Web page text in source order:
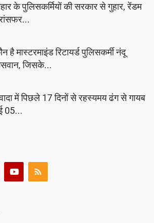
के पुलिसकर्मियों की सरकार से गुहार, रेंडम
है मास्टरमाइंड रिटायर्ड पुलिसकर्मी नंदू
जिसके...
में पिछले 17 दिनों से रहस्यमय ढंग से गायब
05...